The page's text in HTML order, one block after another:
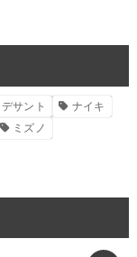
デサント
ナイキ
ミズノ